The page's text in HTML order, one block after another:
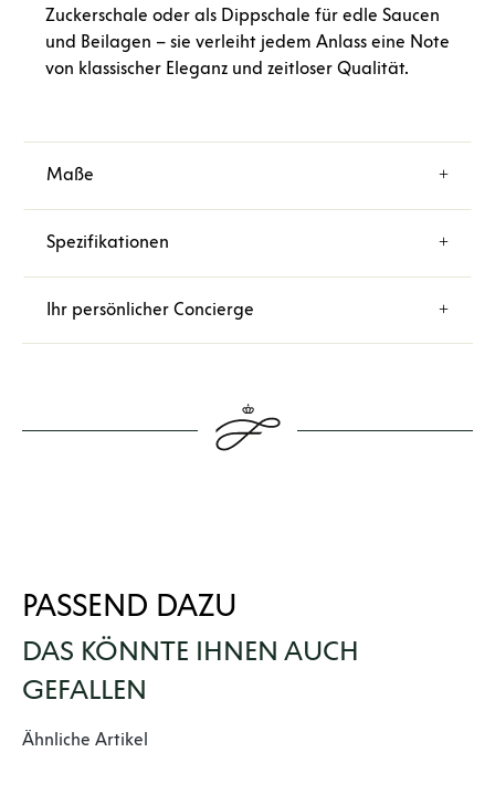
Zuckerschale oder als Dippschale für edle Saucen
und Beilagen – sie verleiht jedem Anlass eine Note
von klassischer Eleganz und zeitloser Qualität.
Maße
Spezifikationen
Ihr persönlicher Concierge
PASSEND DAZU
DAS KÖNNTE IHNEN AUCH
GEFALLEN
Produktgalerie überspringen
Ähnliche Artikel